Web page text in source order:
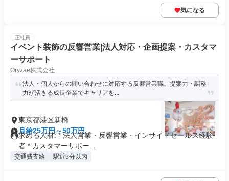
気になる
正社員
イベント装飾の反響営業|法人対応・企画提案・カスタマ
ーサポート
Oryzae株式会社
法人・個人からの問い合わせに対応する反響営業職。提案力・調整
力が活きる成長企業でキャリアを...
東京都港区新橋
月給25万円～50万円
求める人材: * 法人営業・反響営業・インサイドセールス経験
者 * カスタマーサポー...
交通費支給 駅近5分以内